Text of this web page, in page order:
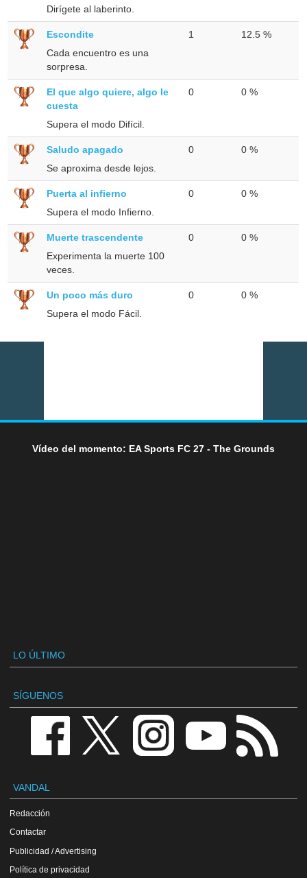
Dirígete al laberinto.
Escondite
Cada encuentro es una
sorpresa.
1 12.5 %
El que algo quiere, algo le
cuesta
Supera el modo Difícil.
0 0 %
Saludo apagado
Se aproxima desde lejos.
0 0 %
Puerta al infierno
Supera el modo Infierno.
0 0 %
Muerte trascendente
Experimenta la muerte 100
veces.
0 0 %
Un poco más duro
Supera el modo Fácil.
0 0 %
Vídeo del momento: EA Sports FC 27 - The Grounds
LO ÚLTIMO
SÍGUENOS
VANDAL
Redacción
Contactar
Publicidad / Advertising
Política de privacidad